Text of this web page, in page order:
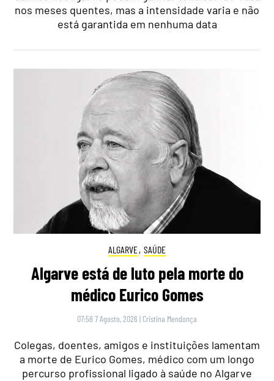
nos meses quentes, mas a intensidade varia e não
está garantida em nenhuma data
ALGARVE, SAÚDE
Algarve está de luto pela morte do
médico Eurico Gomes
07:58 7 Agosto, 2026 | Cristina Mendonça
Colegas, doentes, amigos e instituições lamentam
a morte de Eurico Gomes, médico com um longo
percurso profissional ligado à saúde no Algarve